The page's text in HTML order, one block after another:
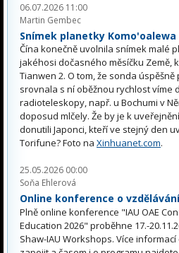
06.07.2026 11:00
Martin Gembec
Snímek planetky Komo'oalewa
Čína konečně uvolnila snímek malé
jakéhosi dočasného měsíčku Země,
Tianwen 2. O tom, že sonda
srovnala s ní oběžnou rychlost víme
radioteleskopy, např. u Bochumi v
doposud mlčely. Že by je k
donutili Japonci, kteří ve stejný den
Torifune? Foto na Xinhuanet.com.
25.05.2026 00:00
Soňa Ehlerová
Online konference o
Plně online konference "IAU OAE
Education 2026" proběhne 17.-
Shaw-IAU Workshops. Více